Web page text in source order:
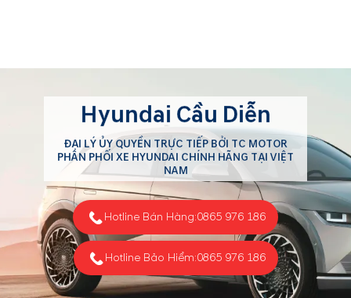
Hyundai Cầu Diễn
ĐẠI LÝ ỦY QUYỀN TRỰC TIẾP BỞI TC MOTOR
PHÂN PHỐI XE HYUNDAI CHÍNH HÃNG TẠI VIỆT
NAM
Hotline Bán Hàng:0865 976 186
Hotline Bảo Hiểm:0865 976 186